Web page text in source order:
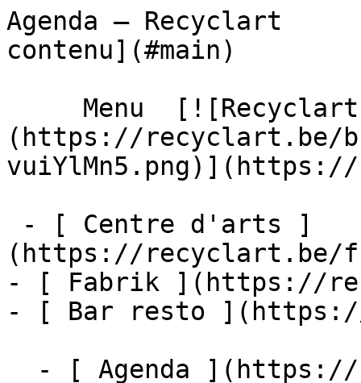
Agenda –
contenu](#main)
(https://recyclart.be/
(https://recyclart.be/
- [ Fabrik ](https://
- [ Bar resto